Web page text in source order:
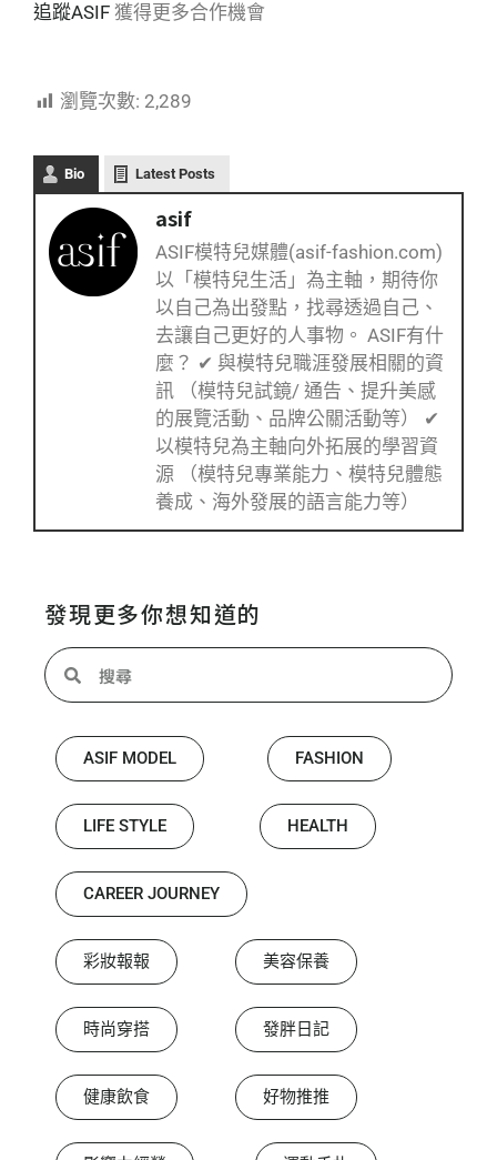
追蹤ASIF 獲得更多合作機會
瀏覽次數: 2,289
Bio Latest Posts
asif
ASIF模特兒媒體(asif-fashion.com)
以「模特兒生活」為主軸，期待你
以自己為出發點，找尋透過自己、
去讓自己更好的人事物。 ASIF有什
麼？ ✔ 與模特兒職涯發展相關的資
訊 （模特兒試鏡/ 通告、提升美感
的展覽活動、品牌公關活動等） ✔
以模特兒為主軸向外拓展的學習資
源 （模特兒專業能力、模特兒體態
養成、海外發展的語言能力等）
發現更多你想知道的
ASIF MODEL FASHION
LIFE STYLE HEALTH
CAREER JOURNEY
彩妝報報 美容保養
時尚穿搭 發胖日記
健康飲食 好物推推